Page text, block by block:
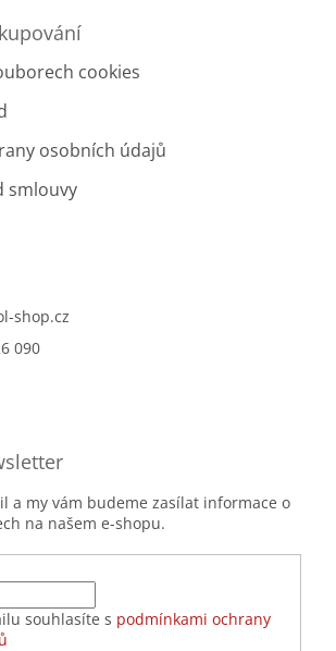
cookies
osobních údajů
smlouvy
shop.cz
090
a my vám budeme zasílat informace o
na našem e-shopu.
souhlasíte s podmínkami ochrany